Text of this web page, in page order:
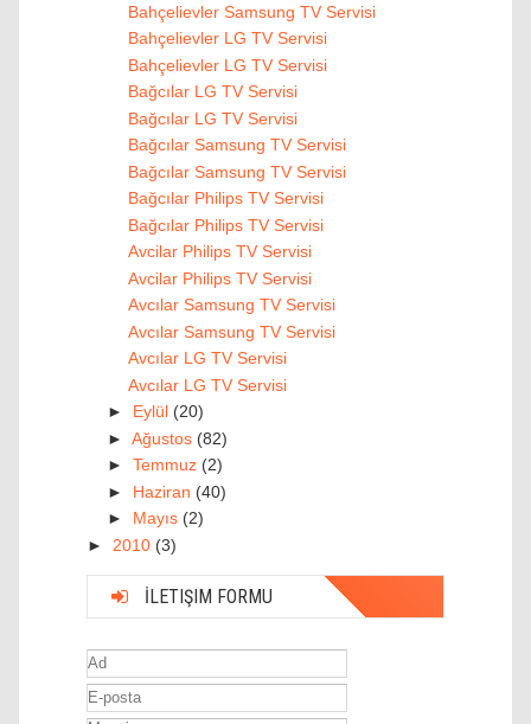
Bahçelievler Samsung TV Servisi
Bahçelievler LG TV Servisi
Bahçelievler LG TV Servisi
Bağcılar LG TV Servisi
Bağcılar LG TV Servisi
Bağcılar Samsung TV Servisi
Bağcılar Samsung TV Servisi
Bağcılar Philips TV Servisi
Bağcılar Philips TV Servisi
Avcilar Philips TV Servisi
Avcilar Philips TV Servisi
Avcılar Samsung TV Servisi
Avcılar Samsung TV Servisi
Avcılar LG TV Servisi
Avcılar LG TV Servisi
► Eylül (20)
► Ağustos (82)
► Temmuz (2)
► Haziran (40)
► Mayıs (2)
► 2010 (3)
İLETIŞIM FORMU